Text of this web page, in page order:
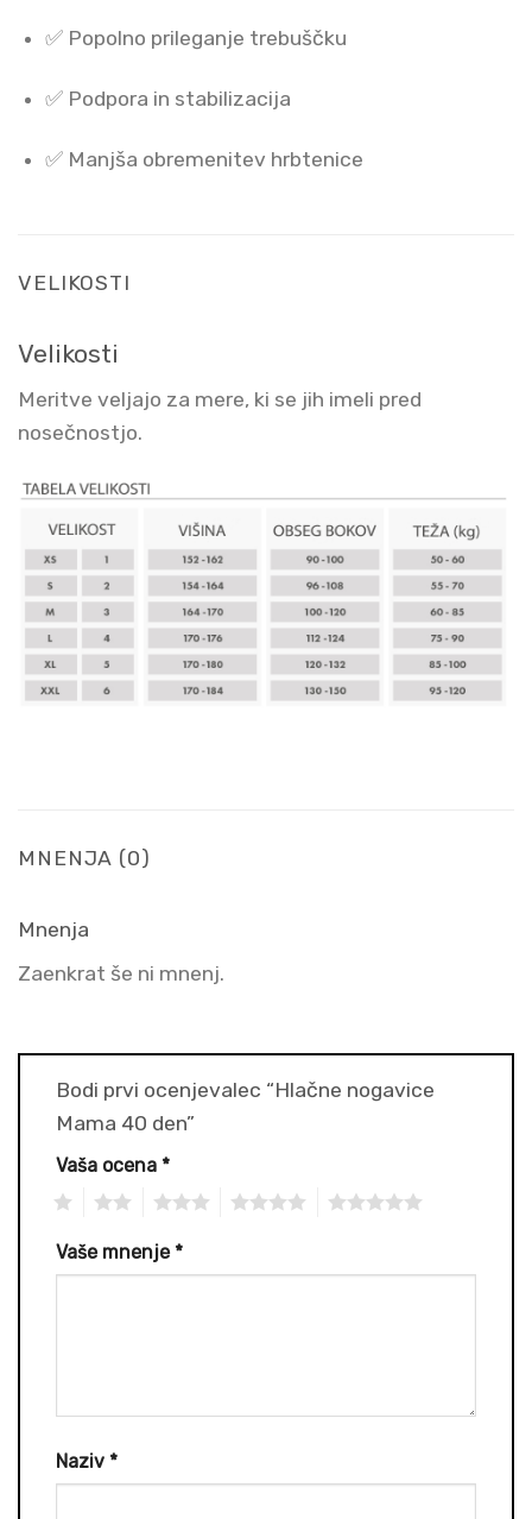
✅ Popolno prileganje trebuščku
✅ Podpora in stabilizacija
✅ Manjša obremenitev hrbtenice
VELIKOSTI
Velikosti
Meritve veljajo za mere, ki se jih imeli pred
nosečnostjo.
MNENJA (0)
Mnenja
Zaenkrat še ni mnenj.
Bodi prvi ocenjevalec “Hlačne nogavice
Mama 40 den”
Vaša ocena *
Vaše mnenje *
Naziv *